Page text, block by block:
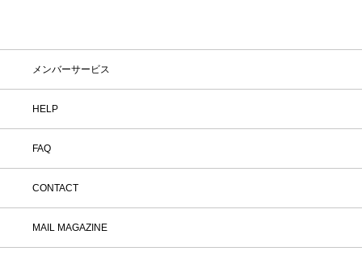
メンバーサービス
HELP
FAQ
CONTACT
MAIL MAGAZINE